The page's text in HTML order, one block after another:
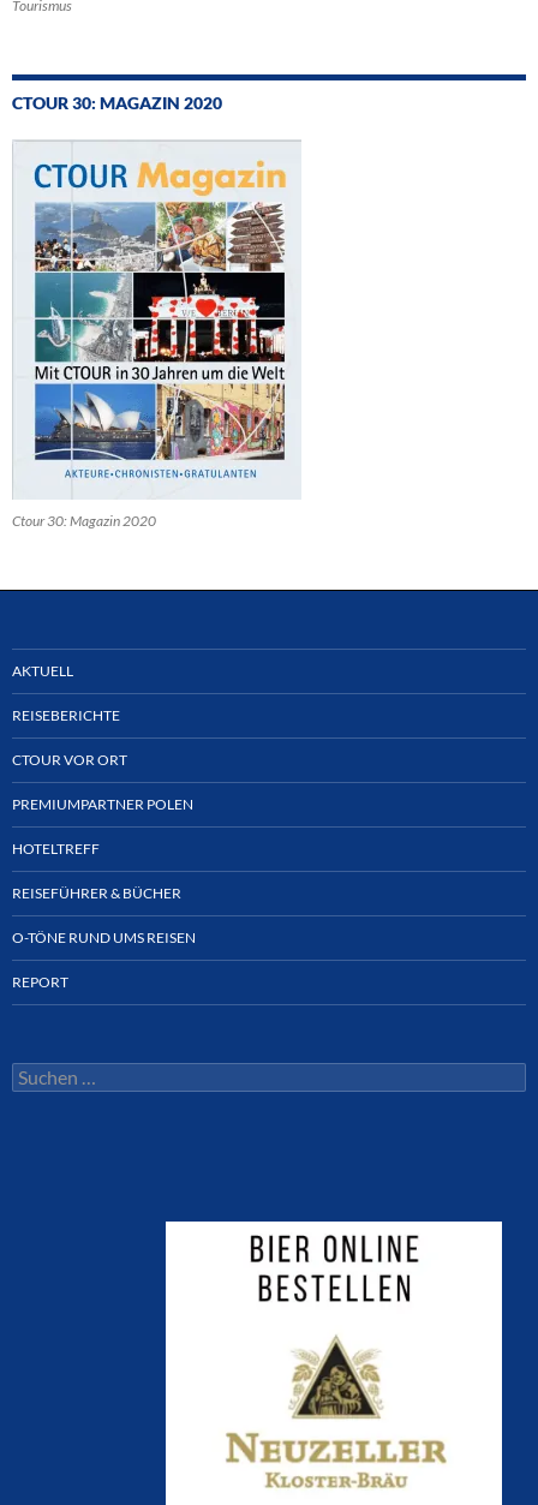
Tourismus
CTOUR 30: MAGAZIN 2020
Ctour 30: Magazin 2020
AKTUELL
REISEBERICHTE
CTOUR VOR ORT
PREMIUMPARTNER POLEN
HOTELTREFF
REISEFÜHRER & BÜCHER
O-TÖNE RUND UMS REISEN
REPORT
Suchen
nach: